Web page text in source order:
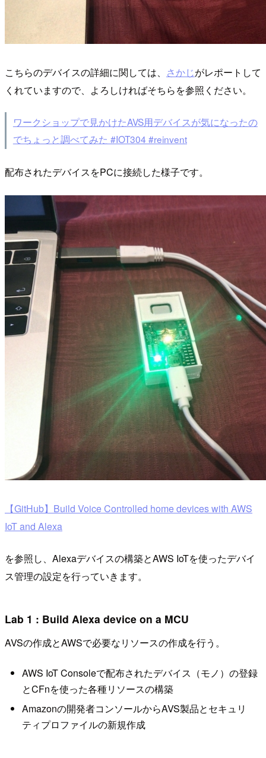
こちらのデバイスの詳細に関しては、 さかじがレポートして
くれていますので、よろしければそちらを参照ください。
ワークショップで見かけたAVS用デバイスが気になったの
でちょっと調べてみた #IOT304 #reinvent
配布されたデバイスをPCに接続した様子です。
【GitHub】Build Voice Controlled home devices with AWS
IoT and Alexa
を参照し、Alexaデバイスの構築とAWS IoTを使ったデバイ
ス管理の設定を行っていきます。
Lab 1 : Build Alexa device on a MCU
AVSの作成とAWSで必要なリソースの作成を行う。
AWS IoT Consoleで配布されたデバイス（モノ）の登録
とCFnを使った各種リソースの構築
Amazonの開発者コンソールからAVS製品とセキュリ
ティプロファイルの新規作成